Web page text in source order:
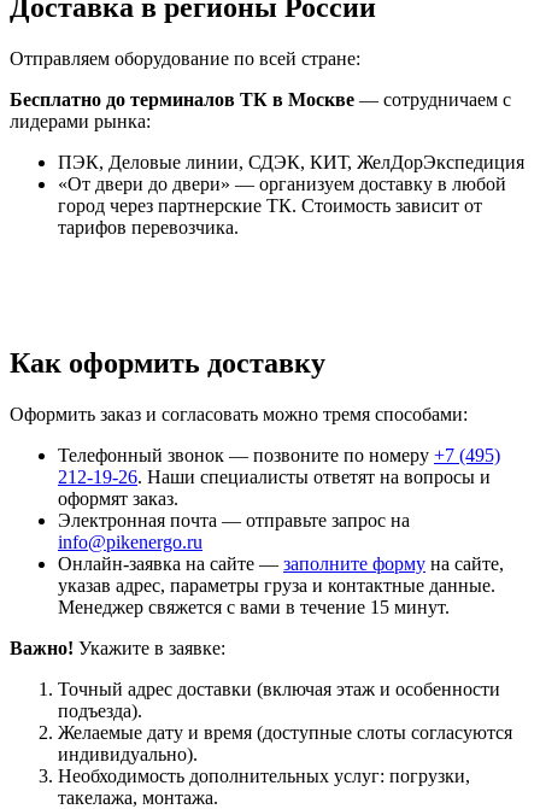
Доставка в регионы России
Отправляем оборудование по всей стране:
Бесплатно до терминалов ТК в Москве — сотрудничаем с
лидерами рынка:
ПЭК, Деловые линии, СДЭК, КИТ, ЖелДорЭкспедиция
«От двери до двери» — организуем доставку в любой
город через партнерские ТК. Стоимость зависит от
тарифов перевозчика.
Как оформить доставку
Оформить заказ и согласовать можно тремя способами:
Телефонный звонок — позвоните по номеру +7 (495)
212-19-26. Наши специалисты ответят на вопросы и
оформят заказ.
Электронная почта — отправьте запрос на
info@pikenergo.ru
Онлайн-заявка на сайте — заполните форму на сайте,
указав адрес, параметры груза и контактные данные.
Менеджер свяжется с вами в течение 15 минут.
Важно! Укажите в заявке:
Точный адрес доставки (включая этаж и особенности
подъезда).
Желаемые дату и время (доступные слоты согласуются
индивидуально).
Необходимость дополнительных услуг: погрузки,
такелажа, монтажа.